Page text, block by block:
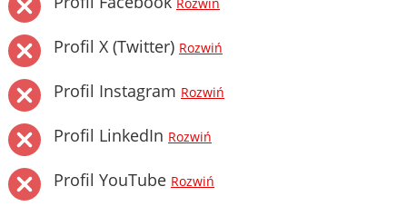
Rozwiń
Profil X (Twitter) Rozwiń
Profil Instagram Rozwiń
Profil LinkedIn Rozwiń
Profil YouTube Rozwiń